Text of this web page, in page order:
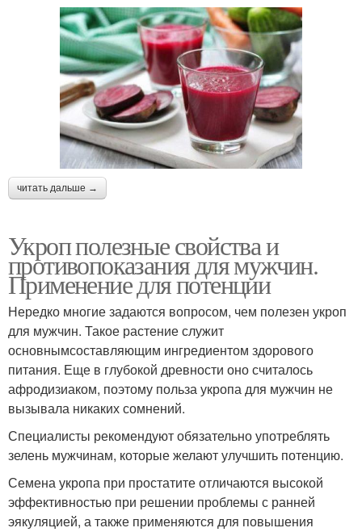
читать дальше →
Укроп полезные свойства и
противопоказания для мужчин.
Применение для потенции
Нередко многие задаются вопросом, чем полезен укроп
для мужчин. Такое растение служит
основнымсоставляющим ингредиентом здорового
питания. Еще в глубокой древности оно считалось
афродизиаком, поэтому польза укропа для мужчин не
вызывала никаких сомнений.
Специалисты рекомендуют обязательно употреблять
зелень мужчинам, которые желают улучшить потенцию.
Семена укропа при простатите отличаются высокой
эффективностью при решении проблемы с ранней
эякуляцией, а также применяются для повышения